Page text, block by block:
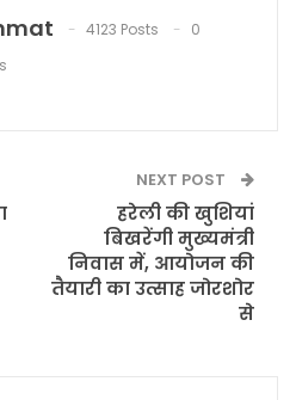
4123 Posts
0
NEXT POST
हरेली की खुशियां
बिखरेंगी मुख्यमंत्री
निवास में, आयोजन की
तैयारी का उत्साह जोरशोर
से